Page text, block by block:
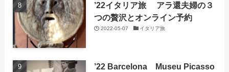
’22イタリア旅 アラ還夫婦の３
つの贅沢とオンライン予約
2022-05-07 イタリア旅
’22 Barcelona Museu Picasso